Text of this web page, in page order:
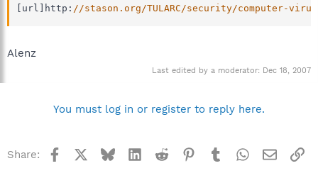
[ url ] http : //stason.org/TULARC/security/computer-
Alenz
Last edited by a moderator: Dec 18, 2007
You must log in or register to reply here.
Share: Facebook BlueskyLinkedInReddit Pinterest
TumblrWhatsApp
Email